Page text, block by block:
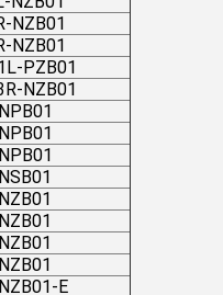
NZB01
NZB01
PZB01
NZB01
E